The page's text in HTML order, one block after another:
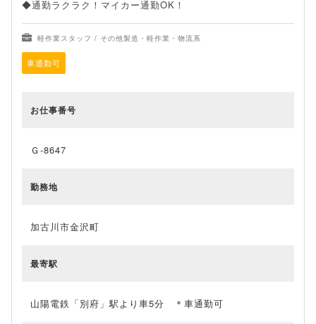
◆通勤ラクラク！マイカー通勤OK！
軽作業スタッフ / その他製造・軽作業・物流系
車通勤可
お仕事番号
Ｇ-8647
勤務地
加古川市金沢町
最寄駅
山陽電鉄「別府」駅より車5分 ＊車通勤可